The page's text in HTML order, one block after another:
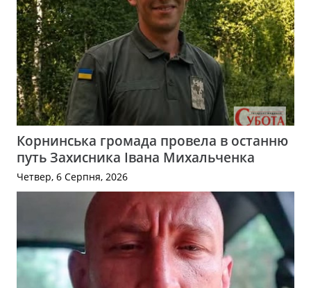
Корнинська громада провела в останню
путь Захисника Івана Михальченка
Четвер, 6 Серпня, 2026